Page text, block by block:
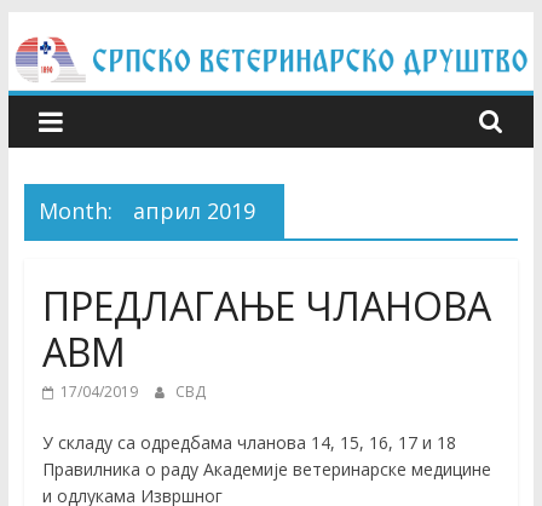
to
content
Month: април 2019
ПРЕДЛАГАЊЕ ЧЛАНОВА
АВМ
17/04/2019 СВД
У складу са одредбама чланова 14, 15, 16, 17 и 18
Правилника о раду Академије ветеринарске медицине
и одлукама Извршног